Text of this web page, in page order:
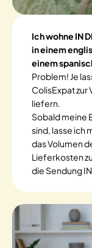
Ich wohne IN
in einem
einem
Problem! Je
ColisExpat zur
liefern.
Sobald meine
sind, lasse ich
das Volumen
Lieferkosten
die Sendung